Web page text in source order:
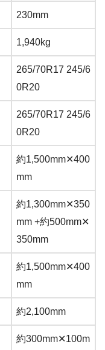
230mm
1,940kg
265/70R17 245/6
0R20
265/70R17 245/6
0R20
約1,500mm✕400
mm
約1,300mm✕350
mm +約500mm✕
350mm
約1,500mm✕400
mm
約2,100mm
約300mm✕100m